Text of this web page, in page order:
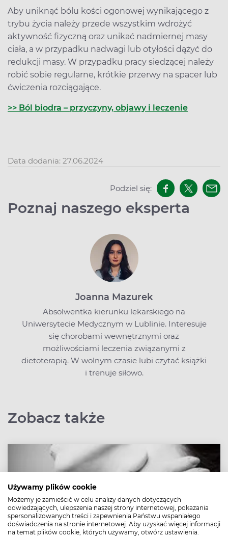
Używamy plików cookie
Możemy je zamieścić w celu analizy danych dotyczących
odwiedzających, ulepszenia naszej strony internetowej, pokazania
spersonalizowanych treści i zapewnienia Państwu wspaniałego
doświadczenia na stronie internetowej. Aby uzyskać więcej informacji
na temat plików cookie, których używamy, otwórz ustawienia.
Aby uniknąć bólu kości ogonowej wynikającego z
trybu życia należy przede wszystkim wdrożyć
aktywność fizyczną oraz unikać nadmiernej masy
ciała, a w przypadku nadwagi lub otyłości dążyć do
redukcji masy. W przypadku pracy siedzącej należy
robić sobie regularne, krótkie przerwy na spacer lub
ćwiczenia rozciągające.
>> Ból biodra – przyczyny, objawy i leczenie
Data dodania: 27.06.2024
Podziel się:
Poznaj naszego eksperta
Joanna Mazurek
Absolwentka kierunku lekarskiego na
Uniwersytecie Medycznym w Lublinie. Interesuje
się chorobami wewnętrznymi oraz
możliwościami leczenia związanymi z
dietoterapią. W wolnym czasie lubi czytać książki
i trenuje siłowo.
Zobacz także